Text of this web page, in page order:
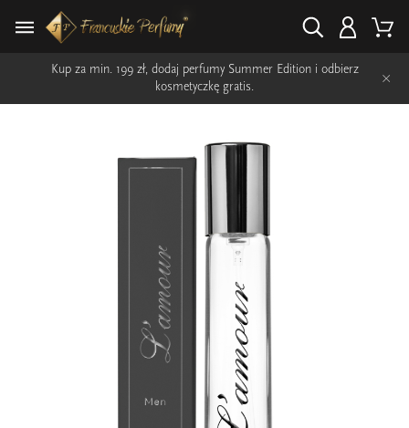
Kup za min. 199 zł, dodaj perfumy Summer Edition i odbierz
kosmetyczkę gratis.
×